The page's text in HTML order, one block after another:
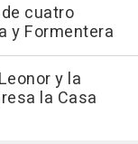
cuatro
y Formentera
y la
la Casa